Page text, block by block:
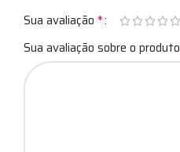
Sua avaliação *
Sua avaliação sobre o produto